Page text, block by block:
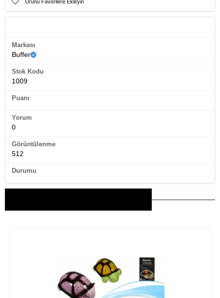
Ürünü Favorilere Ekleyin
Markası
Buffer
Stok Kodu
1009
Puanı
Yorum
0
Görüntülenme
512
Durumu